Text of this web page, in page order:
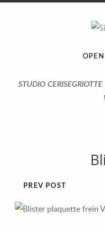
STUDIO
PREV POST